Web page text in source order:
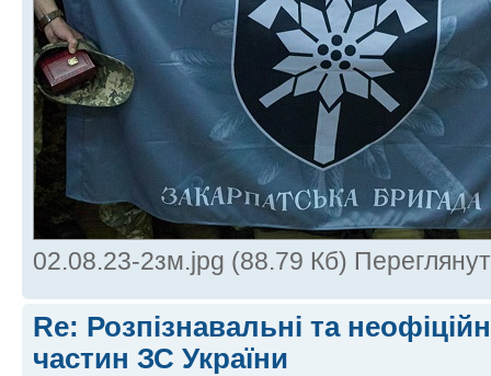
02.08.23-2зм.jpg (88.79 Кб)
Re: Розпізнавальні та
частин ЗС України